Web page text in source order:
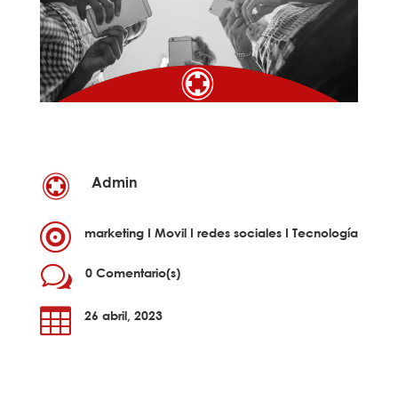
Admin
 marketingI MovilI redes socialesI Tecnología
w 0 Comentario(s)
 26 abril, 2023